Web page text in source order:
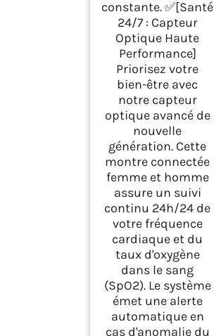
constante. ✅[Santé
24/7 : Capteur
Optique Haute
Performance]
Priorisez votre
bien-être avec
notre capteur
optique avancé de
nouvelle
génération. Cette
montre connectée
femme et homme
assure un suivi
continu 24h/24 de
votre fréquence
cardiaque et du
taux d'oxygène
dans le sang
(SpO2). Le système
émet une alerte
automatique en
cas d'anomalie du